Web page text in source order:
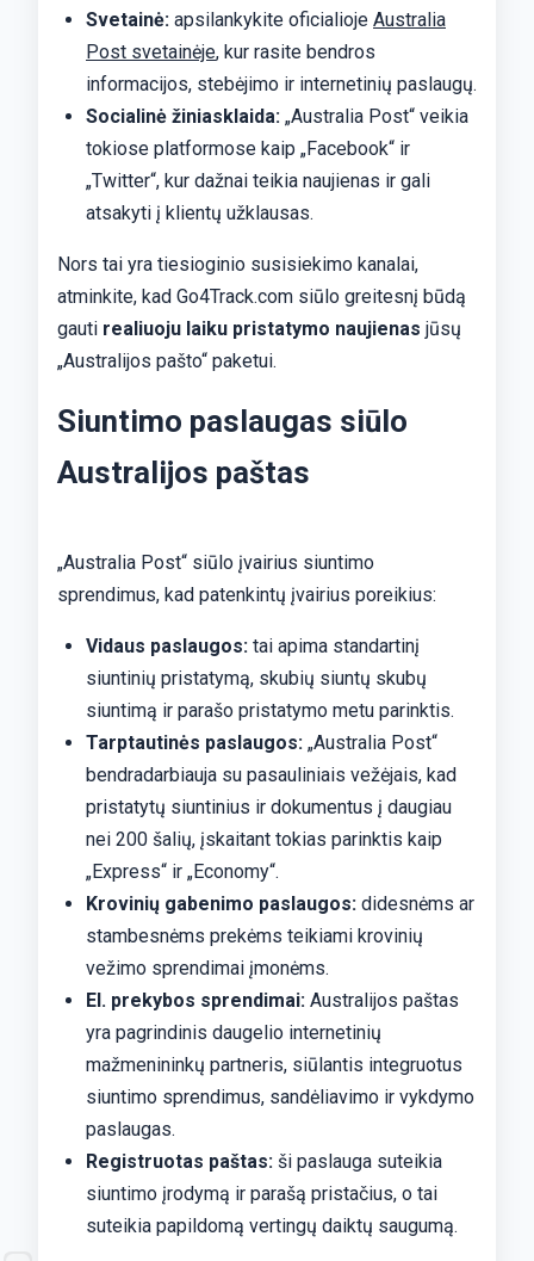
Svetainė: apsilankykite oficialioje Australia
Post svetainėje, kur rasite bendros
informacijos, stebėjimo ir internetinių paslaugų.
Socialinė žiniasklaida: „Australia Post“ veikia
tokiose platformose kaip „Facebook“ ir
„Twitter“, kur dažnai teikia naujienas ir gali
atsakyti į klientų užklausas.
Nors tai yra tiesioginio susisiekimo kanalai,
atminkite, kad Go4Track.com siūlo greitesnį būdą
gauti realiuoju laiku pristatymo naujienas jūsų
„Australijos pašto“ paketui.
Siuntimo paslaugas siūlo
Australijos paštas
„Australia Post“ siūlo įvairius siuntimo
sprendimus, kad patenkintų įvairius poreikius:
Vidaus paslaugos: tai apima standartinį
siuntinių pristatymą, skubių siuntų skubų
siuntimą ir parašo pristatymo metu parinktis.
Tarptautinės paslaugos: „Australia Post“
bendradarbiauja su pasauliniais vežėjais, kad
pristatytų siuntinius ir dokumentus į daugiau
nei 200 šalių, įskaitant tokias parinktis kaip
„Express“ ir „Economy“.
Krovinių gabenimo paslaugos: didesnėms ar
stambesnėms prekėms teikiami krovinių
vežimo sprendimai įmonėms.
El. prekybos sprendimai: Australijos paštas
yra pagrindinis daugelio internetinių
mažmenininkų partneris, siūlantis integruotus
siuntimo sprendimus, sandėliavimo ir vykdymo
paslaugas.
Registruotas paštas: ši paslauga suteikia
siuntimo įrodymą ir parašą pristačius, o tai
suteikia papildomą vertingų daiktų saugumą.